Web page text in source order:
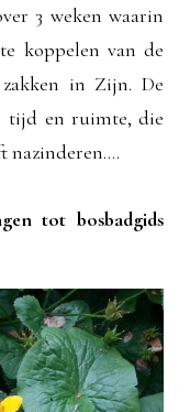
3 weken waarin
koppelen van de
in Zijn. De
tijd en ruimte, die
nazinderen....
tot bosbadgids